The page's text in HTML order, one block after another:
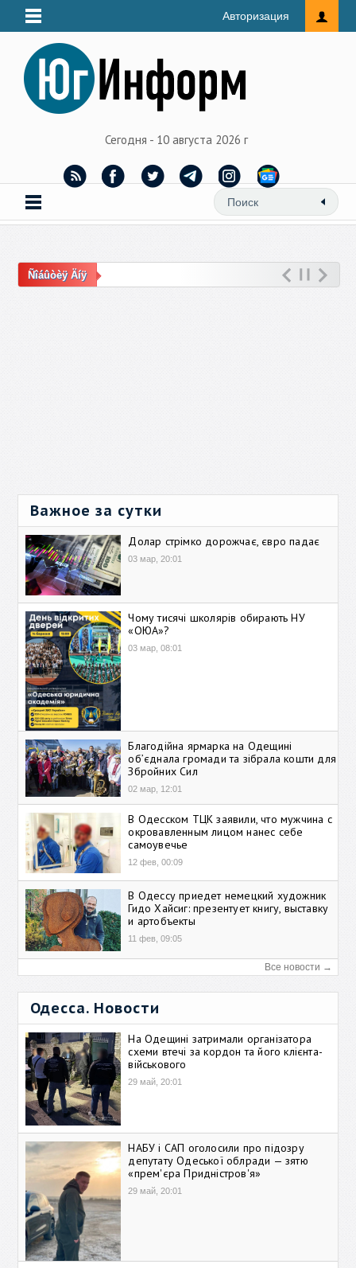
Авторизация
Сегодня - 10 августа 2026 г
Ñîáûòèÿ Äíÿ
Важное за сутки
Долар стрімко дорожчає, євро падає
03 мар, 20:01
Чому тисячі школярів обирають НУ
«ОЮА»?
03 мар, 08:01
Благодійна ярмарка на Одещині
об’єднала громади та зібрала кошти для
Збройних Сил
02 мар, 12:01
В Одесском ТЦК заявили, что мужчина с
окровавленным лицом нанес себе
самоувечье
12 фев, 00:09
В Одессу приедет немецкий художник
Гидо Хайсиг: презентует книгу, выставку
и артобъекты
11 фев, 09:05
Все новости →
Одесса. Новости
На Одещині затримали організатора
схеми втечі за кордон та його клієнта-
військового
29 май, 20:01
НАБУ і САП оголосили про підозру
депутату Одеської облради — зятю
«прем'єра Придністров'я»
29 май, 20:01